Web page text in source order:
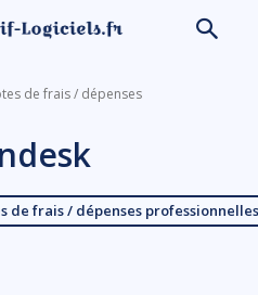
de frais / dépenses
de frais / dépenses professionnelles